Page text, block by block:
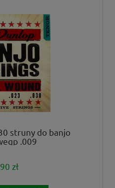
struny do banjo
.009
zł